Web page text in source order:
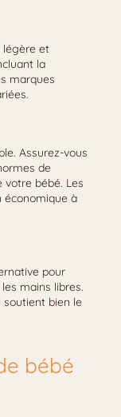
légère et
la
marques
Assurez-vous
de
votre bébé. Les
économique à
pour
mains libres.
bien le
bébé